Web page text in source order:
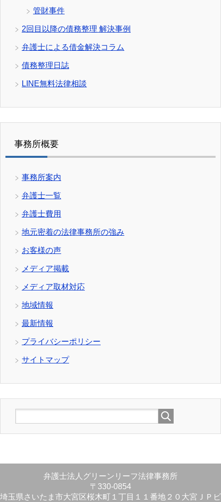
管財事件
2回目以降の債務整理 解決事例
弁護士による借金解決コラム
債務整理日誌
LINE無料法律相談
事務所概要
事務所案内
弁護士一覧
弁護士費用
地元密着の法律事務所の強み
お客様の声
メディア掲載
メディア取材対応
地域情報
最新情報
プライバシーポリシー
サイトマップ
弁護士法人グリーンリーフ法律事務所
〒330-0854
埼玉県さいたま市大宮区桜木町１丁目１１番地２０大宮ＪＰビ